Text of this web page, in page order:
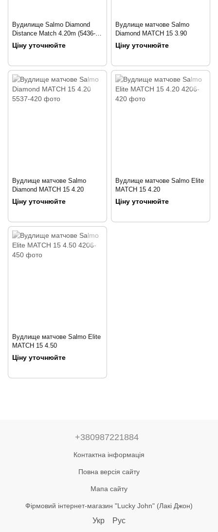
Вудилище Salmo Diamond
Distance Match 4.20m (5436-
420)
Ціну уточнюйте
Вудлище матчове Salmo
Diamond MATCH 15 3.90
Ціну уточнюйте
Вудлище матчове Salmo
Diamond MATCH 15 4.20
Ціну уточнюйте
Вудлище матчове Salmo Elite
MATCH 15 4.20
Ціну уточнюйте
Вудлище матчове Salmo Elite
MATCH 15 4.50
Ціну уточнюйте
+380987221884
Контактна інформація
Повна версія сайту
Мапа сайту
Фірмовий інтернет-магазин "Lucky John" (Лакі Джон)
Укр Рус